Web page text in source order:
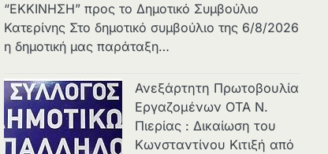
“ΕΚΚΙΝΗΣΗ” προς το Δημοτικό Συμβούλιο
Κατερίνης Στο δημοτικό συμβούλιο της 6/8/2026
η δημοτική μας παράταξη…
Ανεξάρτητη Πρωτοβουλία
Εργαζομένων ΟΤΑ Ν.
Πιερίας : Δικαίωση του
Κωνσταντίνου Κιτιξή από